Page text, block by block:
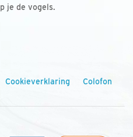
je de vogels.
Cookieverklaring Colofon